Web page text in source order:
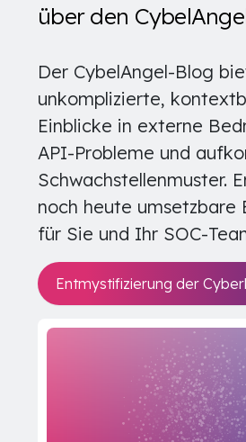
über den
Der CybelAngel-Blog
unkomplizierte,
Einblicke in externe
API-Probleme und
Schwachstellenmuster.
noch heute umsetzbare
für Sie und Ihr SOC-
Entmystifizierung der